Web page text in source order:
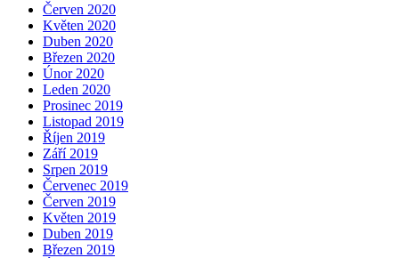
Červen 2020
Květen 2020
Duben 2020
Březen 2020
Únor 2020
Leden 2020
Prosinec 2019
Listopad 2019
Říjen 2019
Září 2019
Srpen 2019
Červenec 2019
Červen 2019
Květen 2019
Duben 2019
Březen 2019